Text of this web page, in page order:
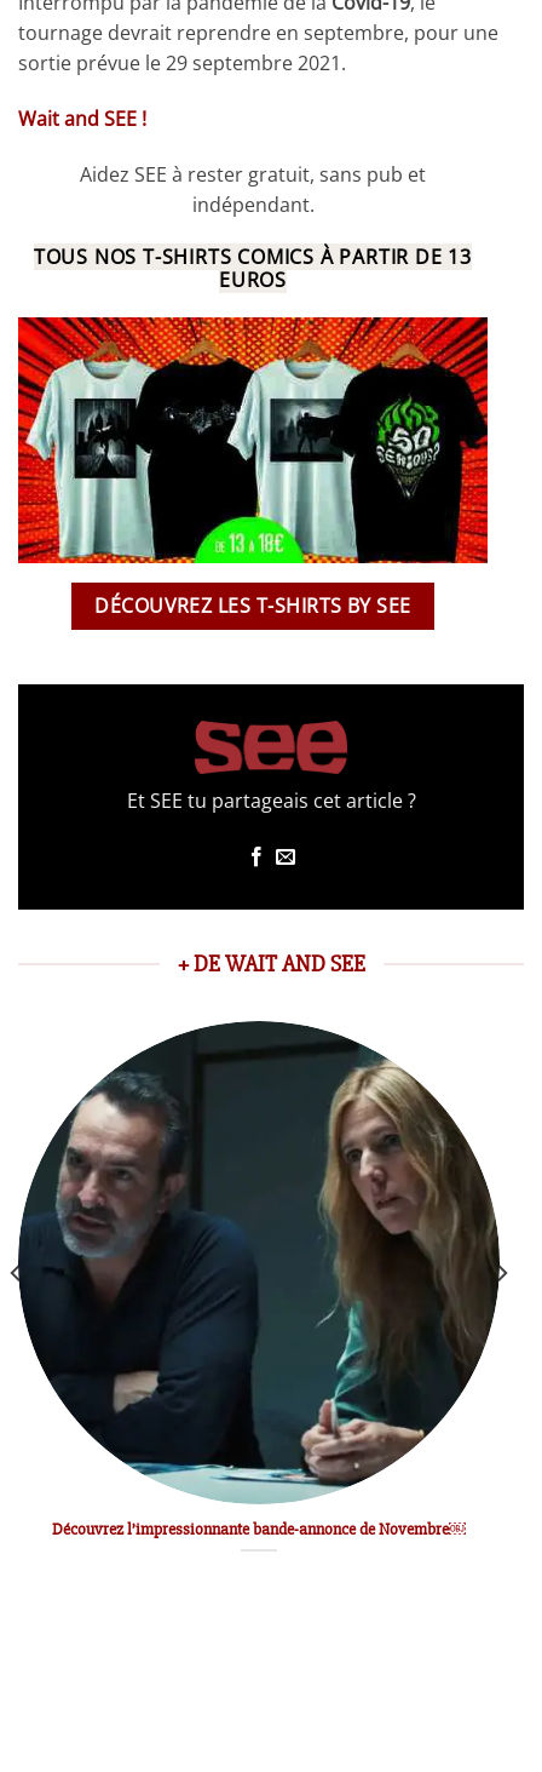
tournage devrait reprendre en septembre, pour une
sortie prévue le 29 septembre 2021.
Wait and SEE !
Aidez SEE à rester gratuit, sans pub et
indépendant.
TOUS NOS T-SHIRTS COMICS À PARTIR DE 13
EUROS
DÉCOUVREZ LES T-SHIRTS BY SEE
Et SEE tu partageais cet article ?
+ DE WAIT AND SEE
Découvrez l’impressionnante bande-annonce de Novembre￼